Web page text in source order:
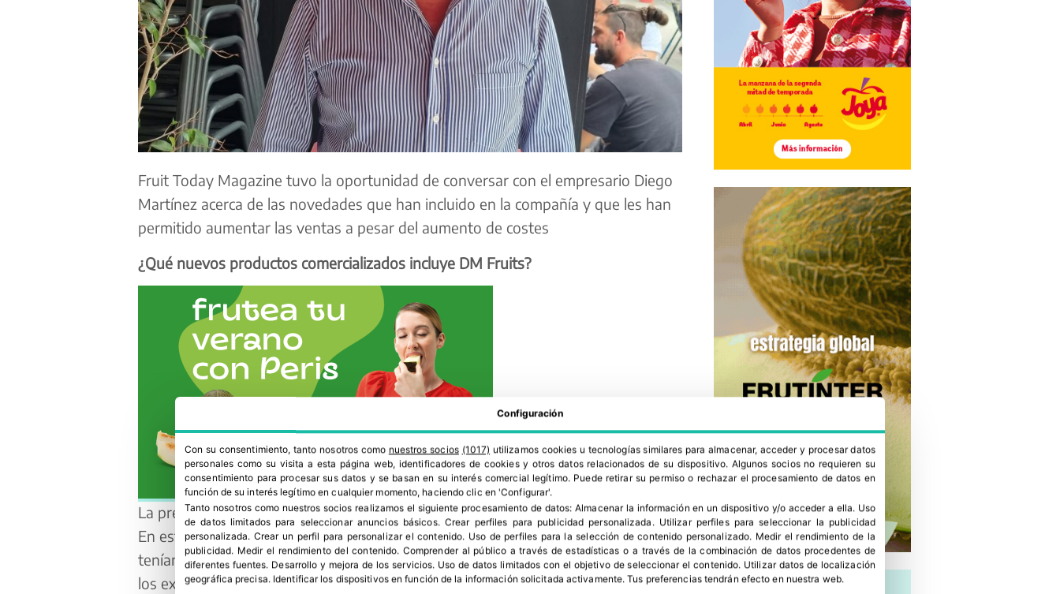
Fruit Today Magazine tuvo la oportunidad de conversar con el empresario Diego
Martínez acerca de las novedades que han incluido en la compañía y que les han
permitido aumentar las ventas a pesar del aumento de costes
¿Qué nuevos productos comercializados incluye DM Fruits?
La pregunta sería qué es con lo que ahora no contamos, ya que tenemos de todo.
En estos momentos estamos trabajando incluso con productos que antes no
tenían tanto peso en nuestra cartera como la verdura de hoja, los frutos secos o
los exóticos. Lo hemos hecho para asumir un poco la gran subida de gastos que
Configuración
Con su consentimiento, tanto nosotros como nuestros socios (1017) utilizamos cookies u tecnologías similares para almacenar, acceder y procesar datos
personales como su visita a esta página web, identificadores de cookies y otros datos relacionados de su dispositivo. Algunos socios no requieren su
consentimiento para procesar sus datos y se basan en su interés comercial legítimo. Puede retirar su permiso o rechazar el procesamiento de datos en
función de su interés legítimo en cualquier momento, haciendo clic en 'Configurar'.
Tanto nosotros como nuestros socios realizamos el siguiente procesamiento de datos:Almacenar la información en un dispositivo y/o acceder a ella. Uso
de datos limitados para seleccionar anuncios básicos. Crear perfiles para publicidad personalizada . Utilizar perfiles para seleccionar la publicidad
personalizada. Crear un perfil para personalizar el contenido. Uso de perfiles para la selección de contenido personalizado. Medir el rendimiento de la
publicidad. Medir el rendimiento del contenido. Comprender al público a través de estadísticas o a través de la combinación de datos procedentes de
diferentes fuentes. Desarrollo y mejora de los servicios. Uso de datos limitados con el objetivo de seleccionar el contenido. Utilizar datos de localización
geográfica precisa. Identificar los dispositivos en función de la información solicitada activamente.Tus preferencias tendrán efecto en nuestra web.